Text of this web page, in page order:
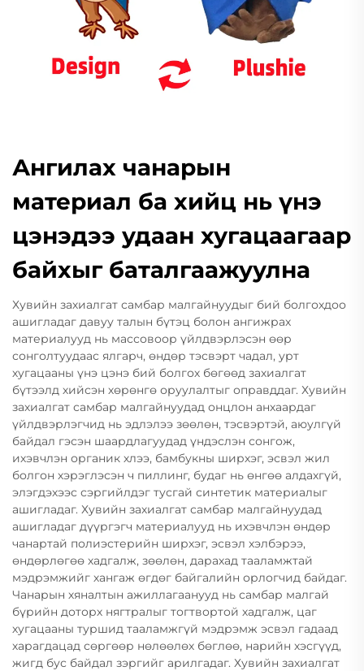
Ангилах чанарын
материал ба хийц нь үнэ
цэнэдээ удаан хугацаагаар
байхыг баталгаажуулна
Хувийн захиалгат самбар малгайнуудыг бий болгохдоо
ашигладаг давуу талын бүтэц болон ангижрах
материалууд нь массовоор үйлдвэрлэсэн өөр
сонголтуудаас ялгарч, өндөр тэсвэрт чадал, урт
хугацааны үнэ цэнэ бий болгох бөгөөд захиалгат
бүтээлд хийсэн хөрөнгө оруулалтыг оправддаг. Хувийн
захиалгат самбар малгайнуудад онцлон анхаардаг
үйлдвэрлэгчид нь эдлэлээ зөөлөн, тэсвэртэй, аюулгүй
байдал гэсэн шаардлагуудад үндэслэн сонгож,
ихэвчлэн органик хлээ, бамбукны ширхэг, эсвэл жил
болгон хэрэглэсэн ч пиллинг, будаг нь өнгөө алдахгүй,
элэгдэхээс сэргийлдэг тусгай синтетик материалыг
ашигладаг. Хувийн захиалгат самбар малгайнуудад
ашигладаг дүүргэгч материалууд нь ихэвчлэн өндөр
чанартай полиэстерийн ширхэг, эсвэл хэлбэрээ,
өндөрлөгөө хадгалж, зөөлөн, дарахад тааламжтай
мэдрэмжийг хангаж өгдөг байгалийн орлогчид байдаг.
Чанарын хяналтын ажиллагаанууд нь самбар малгай
бүрийн доторх нягтралыг тогтвортой хадгалж, цаг
хугацааны туршид тааламжгүй мэдрэмж эсвэл гадаад
харагдацад сөргөөр нөлөөлөх бөглөө, нарийн хэсгүүд,
жигд бус байдал зэргийг арилгадаг. Хувийн захиалгат